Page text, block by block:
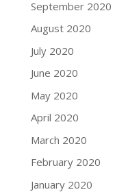
September 2020
August 2020
July 2020
June 2020
May 2020
April 2020
March 2020
February 2020
January 2020